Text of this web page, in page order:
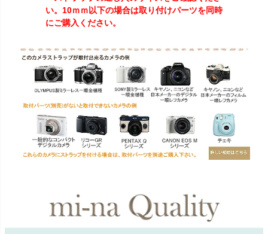
い。10ｍｍ以下の場合は取り付けパーツを同時
にご購入ください。